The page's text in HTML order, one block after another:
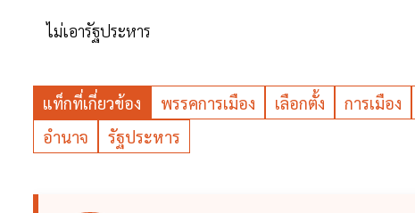
ไม่เอารัฐประหาร
แท็กที่เกี่ยวข้อง พรรคการเมือง เลือกตั้ง การเมือง
อำนาจ
รัฐประหาร